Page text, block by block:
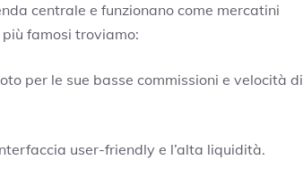
centrale e funzionano come mercatini
famosi troviamo:
per le sue basse commissioni e velocità di
user-friendly e l’alta liquidità.